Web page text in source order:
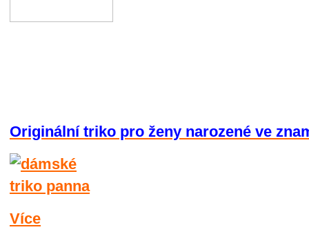
Originální triko pro ženy narozené ve
Více